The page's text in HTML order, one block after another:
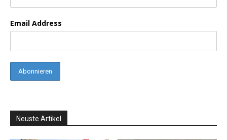
Email Address
Neuste Artikel